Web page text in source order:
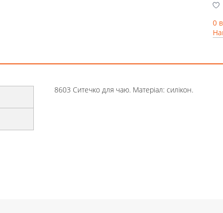
0
8603 Ситечко для чаю. Матеріал: силікон.